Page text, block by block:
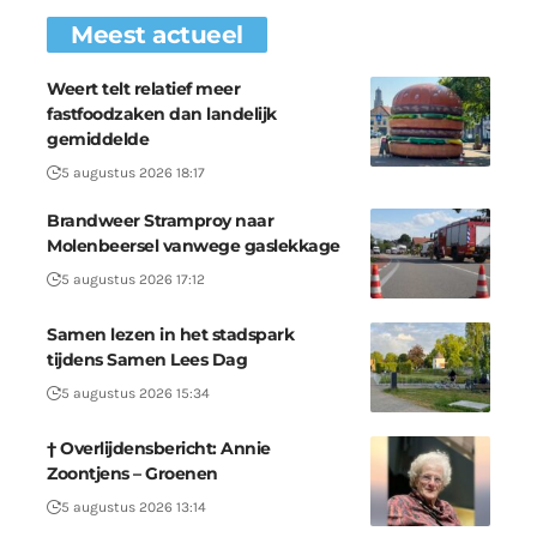
Meest actueel
Weert telt relatief meer
fastfoodzaken dan landelijk
gemiddelde
5 augustus 2026 18:17
Brandweer Stramproy naar
Molenbeersel vanwege gaslekkage
5 augustus 2026 17:12
Samen lezen in het stadspark
tijdens Samen Lees Dag
5 augustus 2026 15:34
† Overlijdensbericht: Annie
Zoontjens – Groenen
5 augustus 2026 13:14